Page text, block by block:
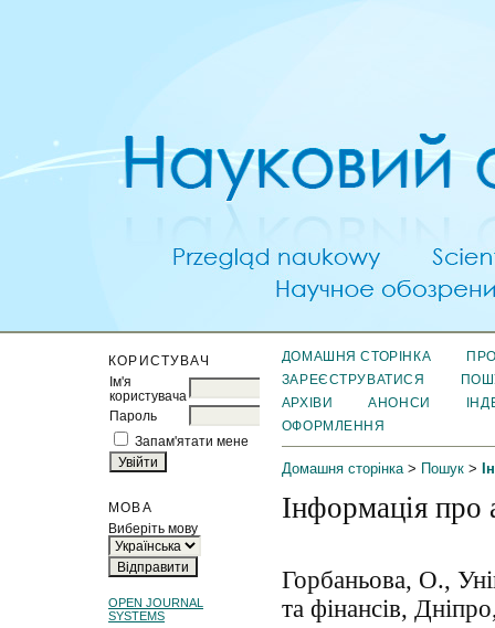
КОРИСТУВАЧ
Ім'я
користувача
Пароль
Запам'ятати мене
МОВА
Виберіть мову
OPEN JOURNAL
SYSTEMS
ДОМАШНЯ СТОРІНКА
ЗАРЕЄСТРУВАТИСЯ
АРХІВИ
АНОНСИ
ОФОРМЛЕННЯ
Домашня сторінка> Пошук>
Інформація про
Горбаньова, О.,
та фінансів,